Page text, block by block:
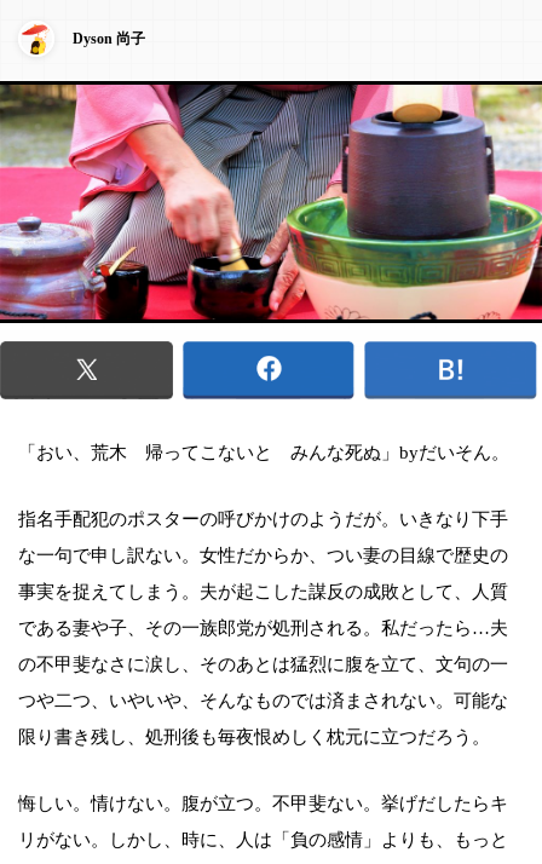
Dyson 尚子
「おい、荒木 帰ってこないと みんな死ぬ」byだいそん。
指名手配犯のポスターの呼びかけのようだが。いきなり下手
な一句で申し訳ない。女性だからか、つい妻の目線で歴史の
事実を捉えてしまう。夫が起こした謀反の成敗として、人質
である妻や子、その一族郎党が処刑される。私だったら…夫
の不甲斐なさに涙し、そのあとは猛烈に腹を立て、文句の一
つや二つ、いやいや、そんなものでは済まされない。可能な
限り書き残し、処刑後も毎夜恨めしく枕元に立つだろう。
悔しい。情けない。腹が立つ。不甲斐ない。挙げだしたらキ
リがない。しかし、時に、人は「負の感情」よりも、もっと